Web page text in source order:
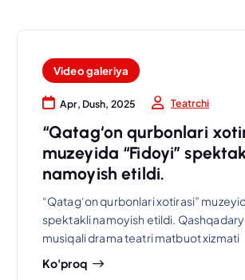
Video galeriya
Apr, Dush, 2025 Teatrchi
“Qatag‘on qurbonlari
muzeyida “Fidoyi”
namoyish etildi.
“Qatag‘on qurbonlari xotirasi”
spektakli namoyish etildi.
musiqali drama teatri matbuot xizmati
Ko'proq